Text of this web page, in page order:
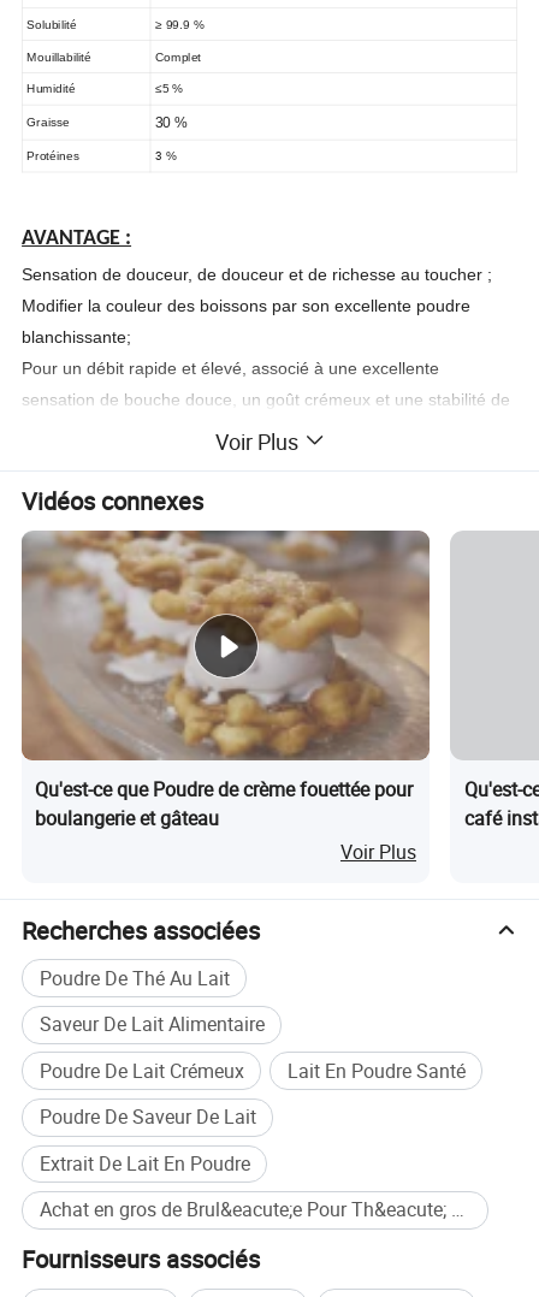
Solubilité ≥99.9 %
Mouillabilité Complet
Humidité ≤5 %
Graisse 30 %
Protéines 3 %
AVANTAGE :
Sensation de douceur, de douceur et de richesse au toucher ;
Modifier la couleur des boissons par son excellente poudre
blanchissante;
Pour un débit rapide et élevé, associé à une excellente
sensation de bouche douce, un goût crémeux et une stabilité de
TRANSPORT :
1, habituellement par mer, par rail, ou composé
2, en attendant, la voie aérienne est disponible en fonction des
besoins des clients, nous faisons de notre mieux pour répondre à vos
besoins
DÉLAI DE LIVRAISON :
Expédition rapide et généralement votre exigence
livraison est possible
Voir Plus
Vidéos connexes
Qu'est-ce que Poudre de crème fouettée pour
boulangerie et gâteau
Voir Plus
Qu'est-
café
Recherches associées
Poudre De Thé Au Lait
Saveur De Lait Alimentaire
Poudre De Lait Crémeux
Lait En Poudre Santé
Poudre De Saveur De Lait
Extrait De Lait En Poudre
Achat en gros de Brul&eacute;e Pour Th&eacute; Au Lait
Fournisseurs associés